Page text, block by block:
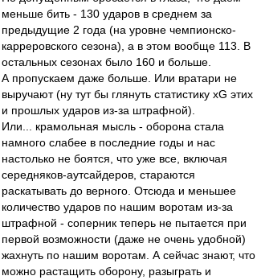
меньше бить - 130 ударов в среднем за
предыдущие 2 года (на уровне чемпионско-
карреровского сезона), а в этом вообще 113. В
остальных сезонах было 160 и больше.
А пропускаем даже больше. Или вратари не
выручают (ну тут бы глянуть статистику хG этих
и прошлых ударов из-за штрафной).
Или... крамольная мысль - оборона стала
намного слабее в последние годы и нас
настолько не боятся, что уже все, включая
середняков-аутсайдеров, стараются
раскатывать до верного. Отсюда и меньшее
количество ударов по нашим воротам из-за
штрафной - соперник теперь не пытается при
первой возможности (даже не очень удобной)
жахнуть по нашим воротам. А сейчас знают, что
можно растащить оборону, разыграть и